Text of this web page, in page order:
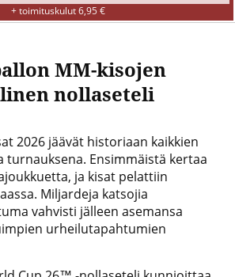
+ toimituskulut 6,95 €
MM-kisojen
nollaseteli
2026 jäävät historiaan kaikkien
turnauksena. Ensimmäistä kertaa
ja kisat pelattiin
Miljardeja katsojia
vahvisti jälleen asemansa
urheilutapahtumien